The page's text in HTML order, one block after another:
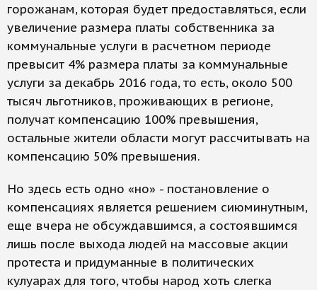
горожанам, которая будет предоставляться, если
увеличение размера платы собственника за
коммунальные услуги в расчетном периоде
превысит 4% размера платы за коммунальные
услуги за декабрь 2016 года, то есть, около 500
тысяч льготников, проживающих в регионе,
получат компенсацию 100% превышения,
остальные жители области могут рассчитывать на
компенсацию 50% превышения.
Но здесь есть одно «но» - постановление о
компенсациях является решением сиюминутным,
еще вчера не обсуждавшимся, а состоявшимся
лишь после выхода людей на массовые акции
протеста и придуманные в политических
кулуарах для того, чтобы народ хоть слегка